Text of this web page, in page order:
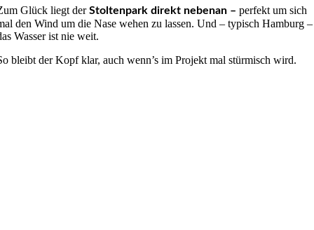
Glück liegt derStoltenpark direkt nebenan – perfekt um sich
den Wind um die Nase wehen zu lassen. Und – typisch Hamburg –
Wasser ist nie weit.
bleibt der Kopf klar, auch wenn’s im Projekt mal stürmisch wird.